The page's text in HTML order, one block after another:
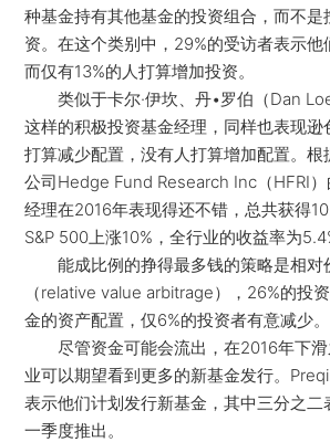
种基金持有其他基金的投资组合，而不是
资。在这个类别中，29%的受访者表示他
而仅有13%的人打算增加投资。
类似于卡尔·伊坎、丹•罗伯（Dan
这样的积极投资基金经理，同样也表现逊
打算减少配置，没有人打算增加配置。根
公司Hedge Fund Research Inc（HFRI
经理在2016年表现得还不错，总共获得
S&P 500上涨10%，全行业的收益率为
能成比例的挣得最多钱的策略是相对
（relative value arbitrage），26%的投
金的资产配置，仅6%的投资者有意减少。
尽管资金可能会流出，在2016年下滑
业可以期望看到更多的新基金发行。
表示他们计划发行新基金，其中三分之二
一季度推出。